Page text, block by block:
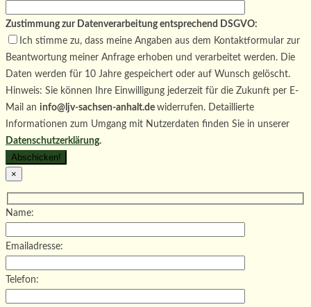
Zustimmung zur Datenverarbeitung entsprechend DSGVO:
Ich stimme zu, dass meine Angaben aus dem Kontaktformular zur
Beantwortung meiner Anfrage erhoben und verarbeitet werden. Die
Daten werden für 10 Jahre gespeichert oder auf Wunsch gelöscht.
Hinweis: Sie können Ihre Einwilligung jederzeit für die Zukunft per E-
Mail an info@ljv-sachsen-anhalt.de widerrufen. Detaillierte
Informationen zum Umgang mit Nutzerdaten finden Sie in unserer
Datenschutzerklärung.
×
Name:
Emailadresse:
Telefon: